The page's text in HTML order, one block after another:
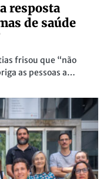
resposta
de saúde
frisou que “não
as pessoas a…